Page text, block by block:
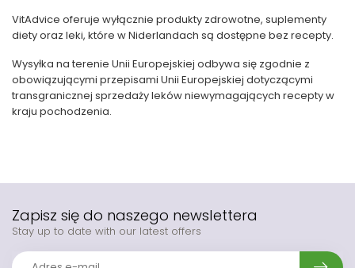
VitAdvice oferuje wyłącznie produkty zdrowotne, suplementy
diety oraz leki, które w Niderlandach są dostępne bez recepty.
Wysyłka na terenie Unii Europejskiej odbywa się zgodnie z
obowiązującymi przepisami Unii Europejskiej dotyczącymi
transgranicznej sprzedaży leków niewymagających recepty w
kraju pochodzenia.
Zapisz się do naszego newslettera
Stay up to date with our latest offers